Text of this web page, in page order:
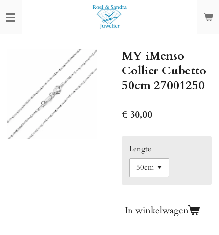
direct
MY iMenso
Collier Cubetto
50cm 27001250
€ 30,00
Lengte
In winkelwagen